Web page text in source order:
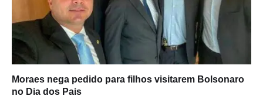
Moraes nega pedido para filhos visitarem Bolsonaro
no Dia dos Pais